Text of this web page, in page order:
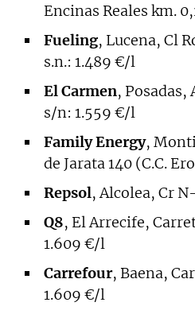
Encinas Reales km.
Fueling, Lucena, Cl
s.n.: 1.489 €/l
El Carmen, Posadas,
s/n: 1.559 €/l
Family Energy,
de Jarata 140 (C.C.
Repsol, Alcolea, Cr
Q8, El Arrecife,
1.609 €/l
Carrefour, Baena,
1.609 €/l